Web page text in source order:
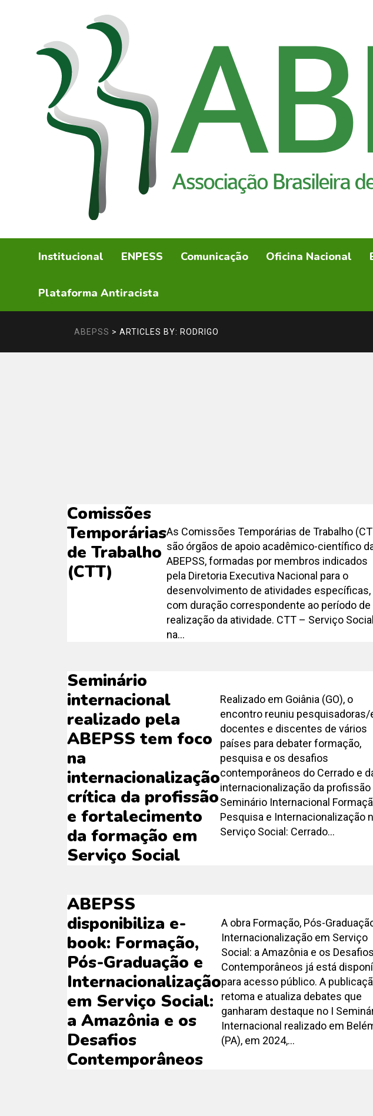
Institucional ENPESS Comunicação Oficina Nacional
Plataforma Antiracista
ABEPSS > ARTICLES BY: RODRIGO
Comissões
Temporárias
de Trabalho
(CTT)
As Comissões Temporárias de Trabalho
são órgãos de apoio acadêmico-científico
ABEPSS, formadas por membros indicados
pela Diretoria Executiva Nacional para o
desenvolvimento de atividades específicas,
com duração correspondente ao período de
realização da atividade. CTT – Serviço Social
na...
Seminário
internacional
realizado pela
ABEPSS tem foco
na
internacionalização
crítica da profissão
e fortalecimento
da formação em
Serviço Social
Realizado em Goiânia (GO), o
encontro reuniu pesquisadoras/
docentes e discentes de vários
países para debater formação,
pesquisa e os desafios
contemporâneos do Cerrado e
internacionalização da profissão
Seminário Internacional
Pesquisa e Internacionalização
Serviço Social: Cerrado...
ABEPSS
disponibiliza e-
book: Formação,
Pós-Graduação e
Internacionalização
em Serviço Social:
a Amazônia e os
Desafios
Contemporâneos
A obra Formação, Pós-
Internacionalização em Serviço
Social: a Amazônia e os Desafios
Contemporâneos já está
para acesso público. A
retoma e atualiza debates que
ganharam destaque no I
Internacional realizado em
(PA), em 2024,...